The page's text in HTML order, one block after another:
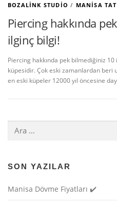
BOZALINK STUDIO / MANISA
Piercing hakkında
ilginç bilgi!
Piercing hakkında pek bilmediğiniz
küpesidir. Çok eski zamanlardan
en eski küpeler 12000 yıl öncesine
SON YAZILAR
Manisa Dövme Fiyatları ✔️